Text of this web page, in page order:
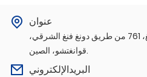
عنوان
الغرفة 3005، برج لاي فونغ، 761 من طريق دونغ فنغ الشرقي،
قوانغتشو، الصين.
البريدالإلكتروني